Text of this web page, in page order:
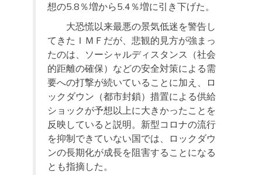
想の5.8％増から5.4％増に引き下げた。
大恐慌以来最悪の景気低迷を警告し
てきたＩＭＦだが、悲観的見方が強まっ
たのは、ソーシャルディスタンス（社会
的距離の確保）などの安全対策による需
要への打撃が続いていることに加え、ロ
ックダウン（都市封鎖）措置による供給
ショックが予想以上に大きかったことを
反映していると説明。新型コロナの流行
を抑制できていない国では、ロックダウ
ンの長期化が成長を阻害することになる
とも指摘した。